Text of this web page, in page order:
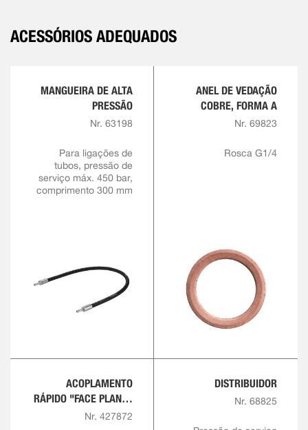
ACESSÓRIOS ADEQUADOS
MANGUEIRA DE ALTA
PRESSÃO
Nr. 63198
Para ligações de
tubos, pressão de
serviço máx. 450 bar,
comprimento 300 mm
ANEL DE VEDAÇÃO
COBRE, FORMA A
Nr. 69823
Rosca G1/4
ACOPLAMENTO
RÁPIDO "FACE PLANA"
G1/4
Nr. 427872
DISTRIBUIDOR
Nr. 68825